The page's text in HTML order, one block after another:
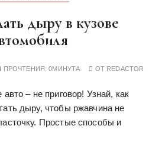
дыру в кузове
ПРОЧТЕНИЯ:0МИНУТА ОТ REDACTOR
– не приговор! Узнай, как
дыру, чтобы ржавчина не
Простые способы и